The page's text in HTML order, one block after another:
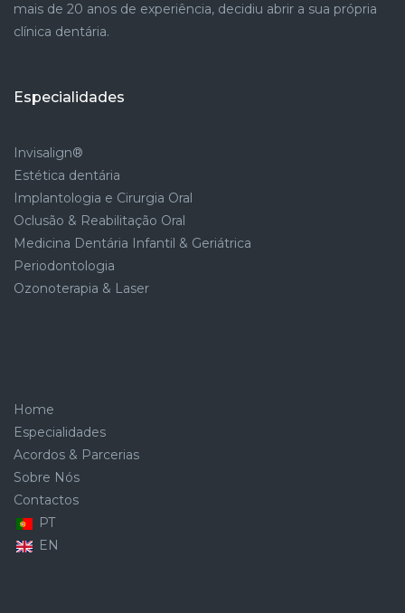
mais de 20 anos de experiência, decidiu abrir a sua própria
clínica dentária.
Especialidades
Invisalign®
Estética dentária
Implantologia e Cirurgia Oral
Oclusão & Reabilitação Oral
Medicina Dentária Infantil & Geriátrica
Periodontologia
Ozonoterapia & Laser
Home
Especialidades
Acordos & Parcerias
Sobre Nós
Contactos
PT
EN